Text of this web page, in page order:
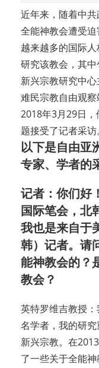
近年来，随着中
全能神教会遭受
越来越多的国际
研究该教会，其中
新兴宗教研究中
难民宗教自由观察
2018年3月29日
题接受了记者采访。
以下是自由亚
专家、学者的
记者：你们好
国际笔会，北
我也是来自于
韩）记者。请
能神教会的？
教会？
英特罗维吉教授
名学者，我的研
新兴宗教。在
了一些关于全能